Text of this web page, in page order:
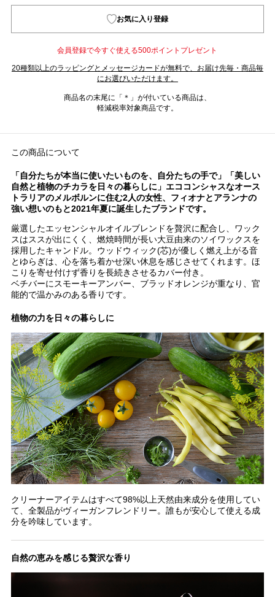
お気に入り登録
会員登録で今すぐ使える500ポイントプレゼント
20種類以上のラッピングとメッセージカードが無料で、お届け先毎・商品毎
にお選びいただけます。
商品名の末尾に「＊」が付いている商品は、
軽減税率対象商品です。
この商品について
「自分たちが本当に使いたいものを、自分たちの手で」「美しい
自然と植物のチカラを日々の暮らしに」エココンシャスなオース
トラリアのメルボルンに住む2人の女性、フィオナとアランナの
強い想いのもと2021年夏に誕生したブランドです。
厳選したエッセンシャルオイルブレンドを贅沢に配合し、ワック
スはススが出にくく、燃焼時間が長い大豆由来のソイワックスを
採用したキャンドル。ウッドウィック(芯)が優しく燃え上がる音
とゆらぎは、心を落ち着かせ深い休息を感じさせてくれます。ほ
こりを寄せ付けず香りを長続きさせるカバー付き。
ベチバーにスモーキーアンバー、ブラッドオレンジが重なり、官
能的で温かみのある香りです。
植物の力を日々の暮らしに
クリーナーアイテムはすべて98%以上天然由来成分を使用してい
て、全製品がヴィーガンフレンドリー。誰もが安心して使える成
分を吟味しています。
自然の恵みを感じる贅沢な香り